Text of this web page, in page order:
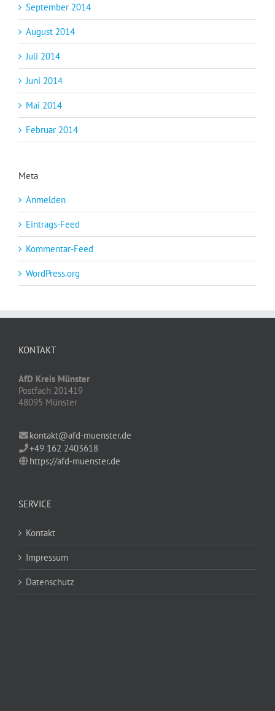
September 2014
August 2014
Juli 2014
Juni 2014
Mai 2014
Februar 2014
Meta
Anmelden
Eintrags-Feed
Kommentar-Feed
WordPress.org
KONTAKT
AfD Kreis Münster
Postfach 201419
48095 Münster
kontakt@afd-muenster.de
+49 162 2403618
https://afd-muenster.de
SERVICE
Kontakt
Impressum
Datenschutz